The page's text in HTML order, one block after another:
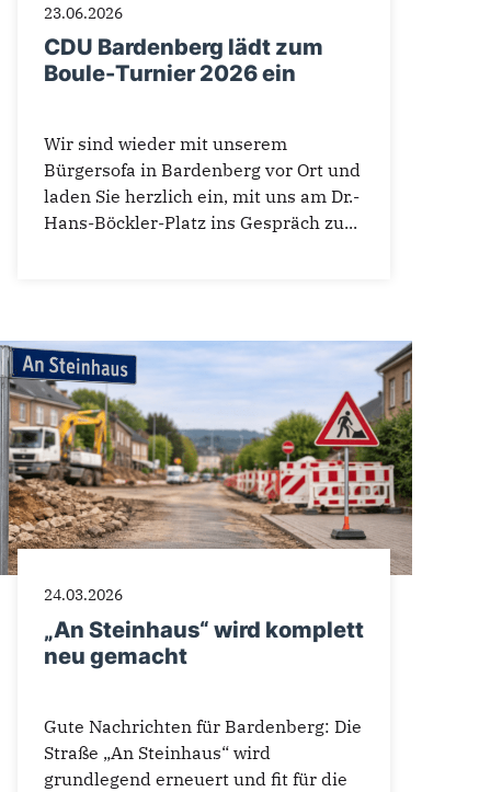
23.06.2026
CDU Bardenberg lädt zum
Boule-Turnier 2026 ein
Wir sind wieder mit unserem
Bürgersofa in Bardenberg vor Ort und
laden Sie herzlich ein, mit uns am Dr.-
Hans-Böckler-Platz ins Gespräch zu...
24.03.2026
„An Steinhaus“ wird komplett
neu gemacht
Gute Nachrichten für Bardenberg: Die
Straße „An Steinhaus“ wird
grundlegend erneuert und fit für die